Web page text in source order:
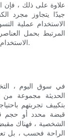
علاوة على ذلك ، فإن
جيدًا يتجاوز مجرد
الاستخدام عملية
المرتبط بحمل
الاستخدام وجذاب بصريًا ، مما يعزز التجربة الكلية للتسوق.
في سوق اليوم ،
الحديثة مجموعة
بتكييف تجربتهم
قبضة محدد أو حجم
الشخصية ، فهناك
الراحة فحسب ، بل